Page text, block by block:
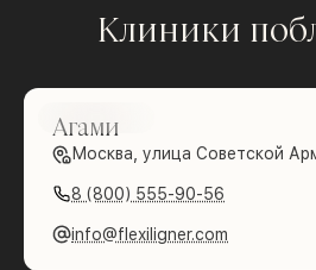
Клиники
Агами
Москва, улица Советской
8 (800) 555-90-56
info@flexiligner.com